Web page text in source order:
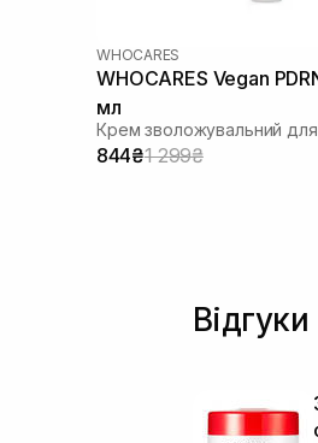
WHOCARES
WHOCARES Vegan
мл
844₴1 299₴